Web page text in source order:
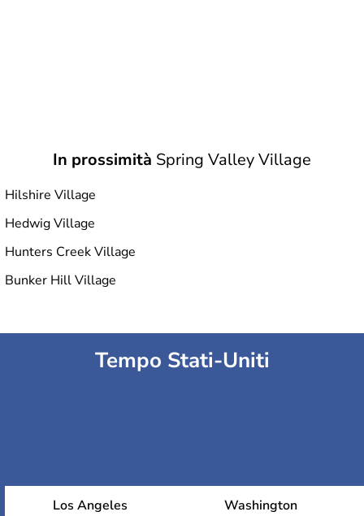
In prossimità Spring Valley Village
Hilshire Village
Hedwig Village
Hunters Creek Village
Bunker Hill Village
Tempo Stati-Uniti
Los Angeles Washington